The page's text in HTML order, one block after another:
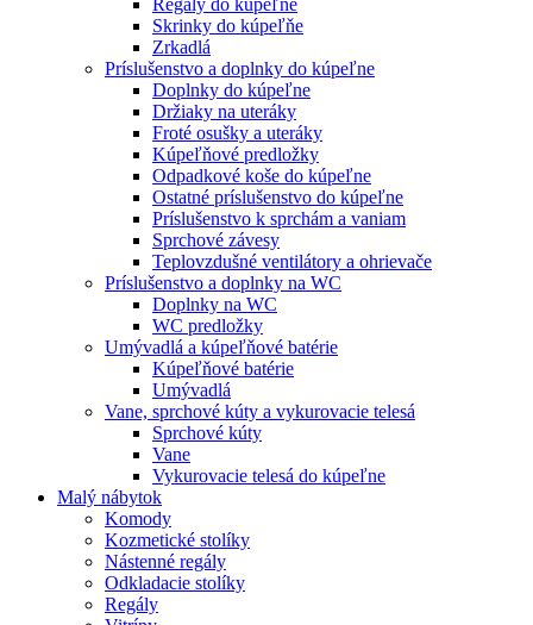
Skrinky do kúpeľňe
Zrkadlá
Príslušenstvo a doplnky do kúpeľne
Doplnky do kúpeľne
Držiaky na uteráky
Froté osušky a uteráky
Kúpeľňové predložky
Odpadkové koše do kúpeľne
Ostatné príslušenstvo do kúpeľne
Príslušenstvo k sprchám a vaniam
Sprchové závesy
Teplovzdušné ventilátory a ohrievače
Príslušenstvo a doplnky na WC
Doplnky na WC
WC predložky
Umývadlá a kúpeľňové batérie
Kúpeľňové batérie
Umývadlá
Vane, sprchové kúty a vykurovacie telesá
Sprchové kúty
Vane
Vykurovacie telesá do kúpeľne
Malý nábytok
Komody
Kozmetické stolíky
Nástenné regály
Odkladacie stolíky
Regály